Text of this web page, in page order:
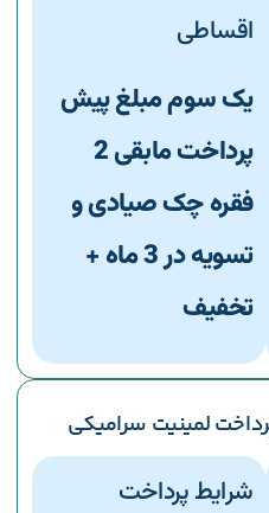
اقساطی
یک سوم مبلغ پیش
پرداخت مابقی 2
فقره چک صیادی و
تسویه در 3 ماه +
تخفیف
لمینیت سرامیکی
شرایط پرداخت